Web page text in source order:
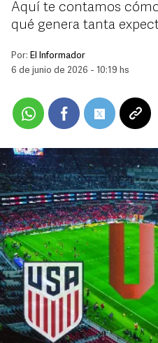
Aquí te contamos
qué genera tanta
Por: El Informador
6 de junio de 2026 - 10:19 hs